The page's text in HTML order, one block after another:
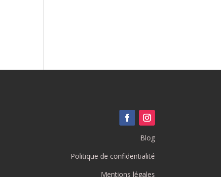
Blog
Politique de confidentialité
Mentions légales